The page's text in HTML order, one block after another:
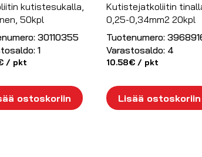
kutistesukalla,
50kpl
30110355
1
/ pkt
ostoskoriin
Kutistejatkoliitin
0,25-0,34mm2 20kpl
Tuotenumero:
Varastosaldo: 4
10.58€ / pkt
Lisää ostoskoriin